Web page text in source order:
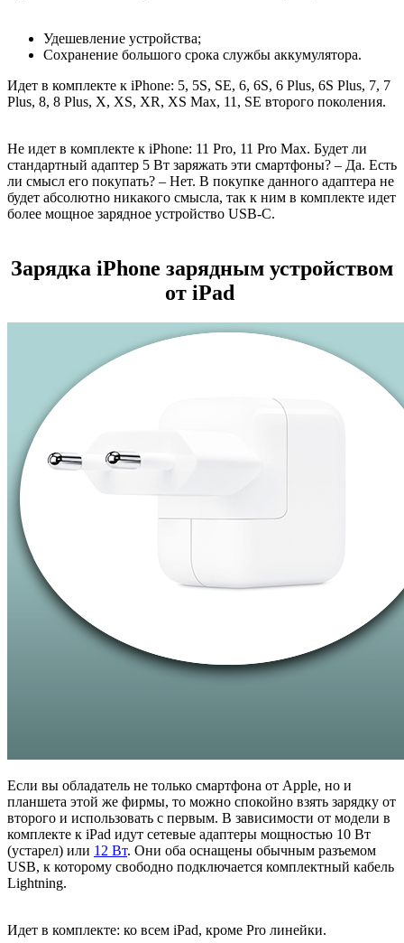
Удешевление устройства;
Сохранение большого срока службы аккумулятора.
Идет в комплекте к iPhone: 5, 5S, SE, 6, 6S, 6 Plus, 6S Plus, 7, 7
Plus, 8, 8 Plus, X, XS, XR, XS Max, 11, SE второго поколения.
Не идет в комплекте к iPhone: 11 Pro, 11 Pro Max. Будет ли
стандартный адаптер 5 Вт заряжать эти смартфоны? – Да. Есть
ли смысл его покупать? – Нет. В покупке данного адаптера не
будет абсолютно никакого смысла, так к ним в комплекте идет
более мощное зарядное устройство USB-C.
Зарядка iPhone зарядным устройством
от iPad
Если вы обладатель не только смартфона от Apple, но и
планшета этой же фирмы, то можно спокойно взять зарядку от
второго и использовать с первым. В зависимости от модели в
комплекте к iPad идут сетевые адаптеры мощностью 10 Вт
(устарел) или 12 Вт. Они оба оснащены обычным разъемом
USB, к которому свободно подключается комплектный кабель
Lightning.
Идет в комплекте: ко всем iPad, кроме Pro линейки.